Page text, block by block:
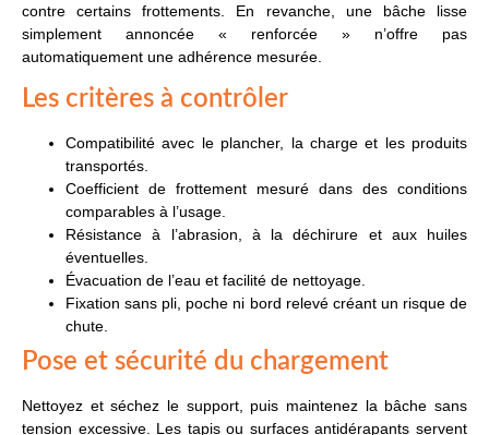
contre certains frottements. En revanche, une bâche lisse
simplement annoncée « renforcée » n’offre pas
automatiquement une adhérence mesurée.
Les critères à contrôler
Compatibilité avec le plancher, la charge et les produits
transportés.
Coefficient de frottement mesuré dans des conditions
comparables à l’usage.
Résistance à l’abrasion, à la déchirure et aux huiles
éventuelles.
Évacuation de l’eau et facilité de nettoyage.
Fixation sans pli, poche ni bord relevé créant un risque de
chute.
Pose et sécurité du chargement
Nettoyez et séchez le support, puis maintenez la bâche sans
tension excessive. Les tapis ou surfaces antidérapants servent